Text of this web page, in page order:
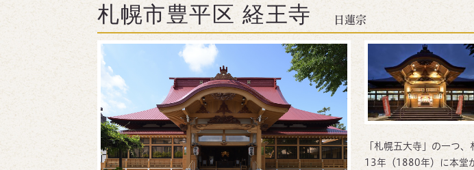
札幌市豊平区 経王寺 日蓮宗
「札幌五大寺」の一つ
13年（1880年）に本堂